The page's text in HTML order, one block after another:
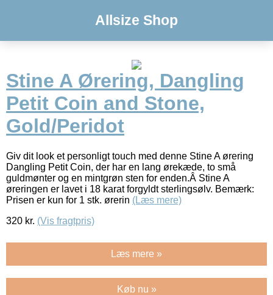
Allsize Shop
Stine A Ørering, Dangling
Petit Coin and Stone,
Gold/Peridot
Giv dit look et personligt touch med denne Stine A ørering
Dangling Petit Coin, der har en lang ørekæde, to små
guldmønter og en mintgrøn sten for enden.Â Stine A
øreringen er lavet i 18 karat forgyldt sterlingsølv. Bemærk:
Prisen er kun for 1 stk. ørerin (Læs mere)
320 kr. (Vis fragtpris)
Læs mere »
Køb nu »